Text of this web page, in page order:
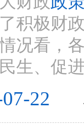
积极财
况看，
生、促
22